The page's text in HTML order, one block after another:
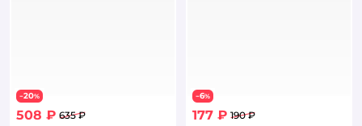
−20%
508 ₽ 635 ₽
−6%
177 ₽ 190 ₽